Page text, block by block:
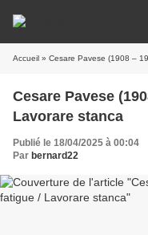
Accueil » Cesare Pavese (1908 –
Cesare Pavese
Lavorare stanca
Publié le 18/04/2025 à 00:04
Par bernard22